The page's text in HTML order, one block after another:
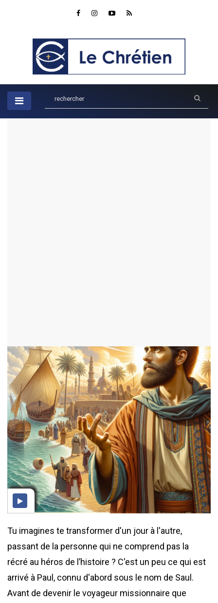
Tu imagines te transformer d'un jour à l'autre,
passant de la personne qui ne comprend pas la
récré au héros de l’histoire ? C'est un peu ce qui est
arrivé à Paul, connu d'abord sous le nom de Saul.
Avant de devenir le voyageur missionnaire que